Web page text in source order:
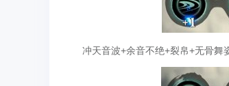
冲天音波+余音不绝+裂帛+无骨舞